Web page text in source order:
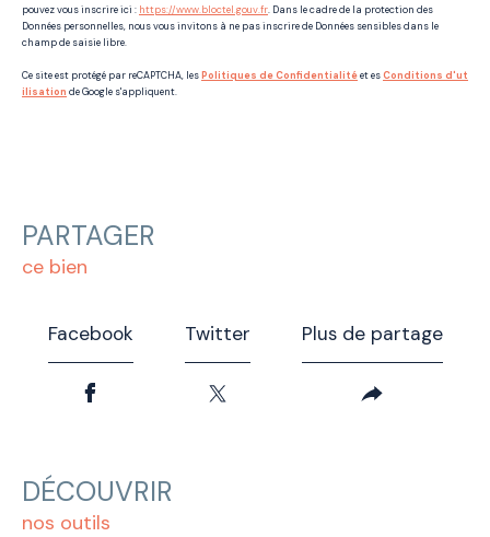
pouvez vous inscrire ici : https://www.bloctel.gouv.fr. Dans le cadre de la protection des
Données personnelles, nous vous invitons à ne pas inscrire de Données sensibles dans le
champ de saisie libre.
Ce site est protégé par reCAPTCHA, lesPolitiques de Confidentialitéet esConditions d'ut
ilisation de Google s'appliquent.
PARTAGER
ce bien
Facebook Twitter Plus de partage
DÉCOUVRIR
nos outils